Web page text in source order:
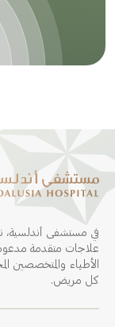
في مستشفى أندلسية،
علاجات متقدمة
الأطباء
كل مريض.